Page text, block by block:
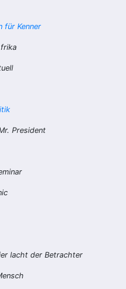
für Kenner
President
lacht der Betrachter